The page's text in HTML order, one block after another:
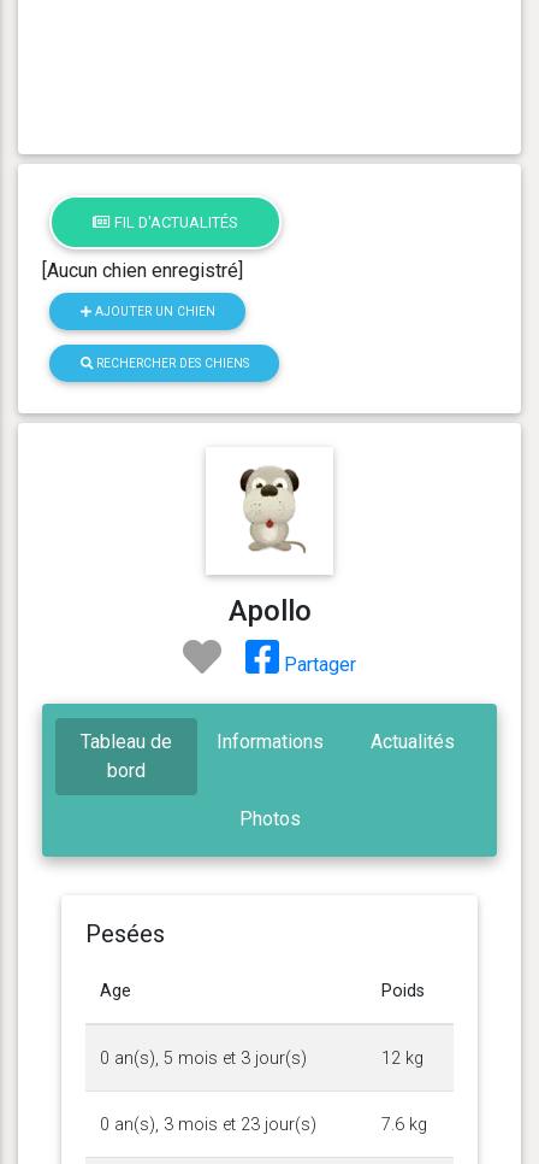
FIL D'ACTUALITÉS
[Aucun chien enregistré]
AJOUTER UN CHIEN
RECHERCHER DES CHIENS
Apollo
Partager
Tableau de
bord
Informations Actualités
Photos
Pesées
Age Poids
0 an(s), 5 mois et 3 jour(s) 12 kg
0 an(s), 3 mois et 23 jour(s) 7.6 kg